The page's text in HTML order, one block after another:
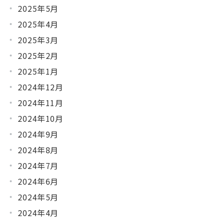
2025年5月
2025年4月
2025年3月
2025年2月
2025年1月
2024年12月
2024年11月
2024年10月
2024年9月
2024年8月
2024年7月
2024年6月
2024年5月
2024年4月